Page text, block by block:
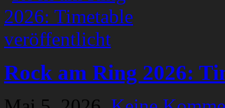
Rock am Ring 2026: